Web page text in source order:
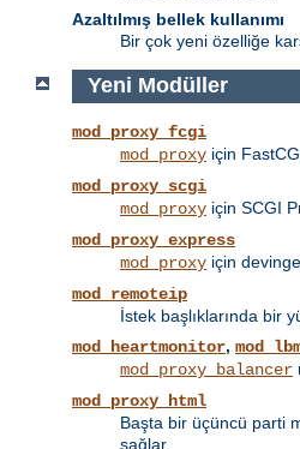
Azaltılmış bellek kullanımı
Bir çok yeni özelliğe
Yeni Modüller
mod_proxy_fcgi
mod_proxy için
mod_proxy_scgi
mod_proxy için SCGI
mod_proxy_express
mod_proxy için
mod_remoteip
İstek başlıklarında bir
mod_heartmonitor,
mod_proxy_balancer
mod_proxy_html
Başta bir üçüncü parti
sağlar.